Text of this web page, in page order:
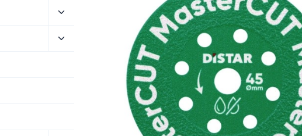
Toggle
menu
Toggle